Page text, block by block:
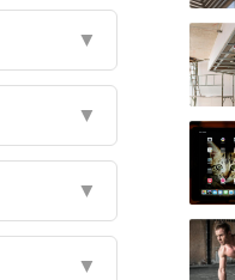
▼
▼
▼
▼